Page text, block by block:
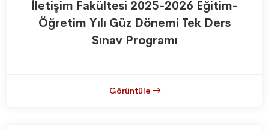
İletişim Fakültesi 2025-2026 Eğitim-
Öğretim Yılı Güz Dönemi Tek Ders
Sınav Programı
Görüntüle